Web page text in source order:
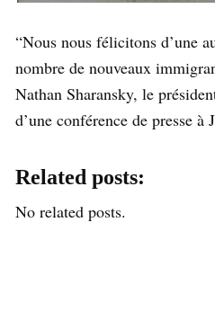
“Nous nous félicitons d’une
nombre de nouveaux
Nathan Sharansky, le
d’une conférence de presse à
Related posts:
No related posts.